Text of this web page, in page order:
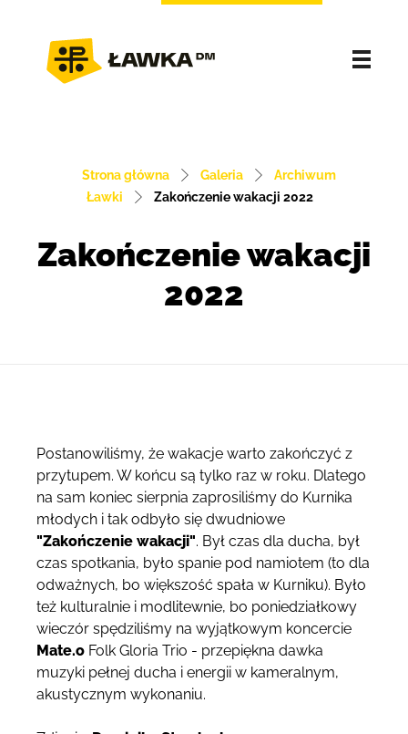
Strona główna Galeria
Archiwum
Ławki
Zakończenie wakacji 2022
Zakończenie wakacji
2022
Postanowiliśmy, że wakacje warto zakończyć z
przytupem. W końcu są tylko raz w roku. Dlatego
na sam koniec sierpnia zaprosiliśmy do Kurnika
młodych i tak odbyło się dwudniowe
"Zakończenie wakacji". Był czas dla ducha, był
czas spotkania, było spanie pod namiotem (to dla
odważnych, bo większość spała w Kurniku). Było
też kulturalnie i modlitewnie, bo poniedziałkowy
wieczór spędziliśmy na wyjątkowym koncercie
Mate.o Folk Gloria Trio - przepiękna dawka
muzyki pełnej ducha i energii w kameralnym,
akustycznym wykonaniu.